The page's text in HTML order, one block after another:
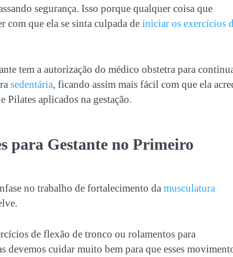
segurança. Isso porque qualquer coisa que
com que ela se sinta culpada de iniciar os exercícios
tem a autorização do médico obstetra para
sedentária, ficando assim mais fácil com que ela
Pilates aplicados na gestação.
para Gestante no Primeiro
no trabalho de fortalecimento da musculatura
de flexão de tronco ou rolamentos para
devemos cuidar muito bem para que esses